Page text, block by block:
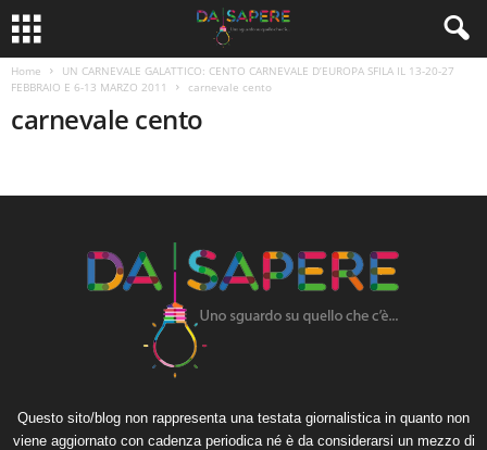
Home
UN CARNEVALE GALATTICO: CENTO CARNEVALE D’EUROPA SFILA IL 13-20-27
FEBBRAIO E 6-13 MARZO 2011
carnevale cento
carnevale cento
Questo sito/blog non rappresenta una testata giornalistica in quanto non
viene aggiornato con cadenza periodica né è da considerarsi un mezzo di